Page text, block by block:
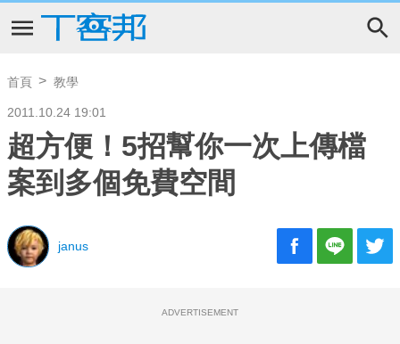
首頁 教學
2011.10.24 19:01
超方便！5招幫你一次上傳檔
案到多個免費空間
janus
ADVERTISEMENT